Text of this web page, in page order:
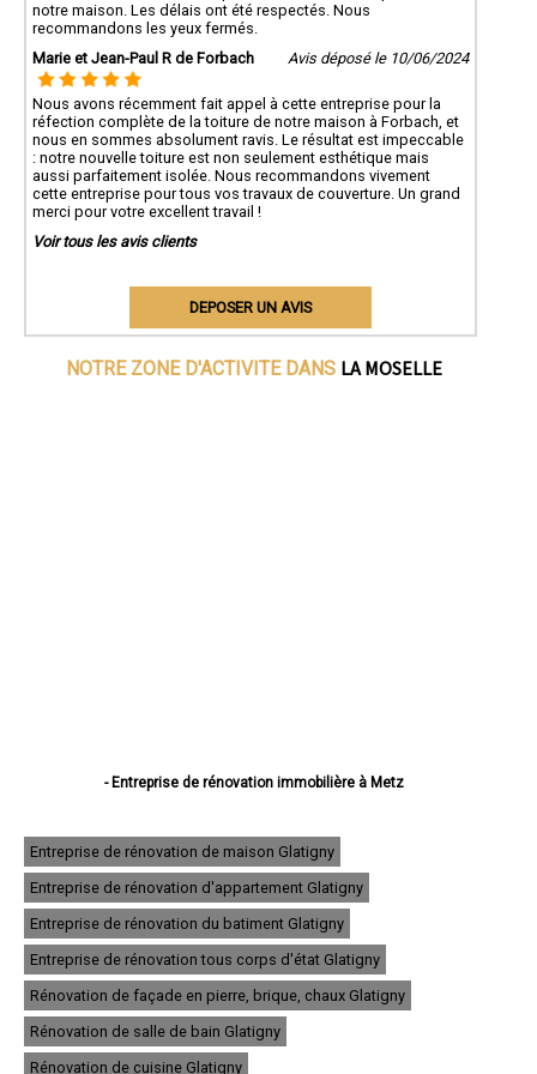
notre maison. Les délais ont été respectés. Nous
recommandons les yeux fermés.
Marie et Jean-Paul R de Forbach
Avis déposé le 10/06/2024
Nous avons récemment fait appel à cette entreprise pour la
réfection complète de la toiture de notre maison à Forbach, et
nous en sommes absolument ravis. Le résultat est impeccable
: notre nouvelle toiture est non seulement esthétique mais
aussi parfaitement isolée. Nous recommandons vivement
cette entreprise pour tous vos travaux de couverture. Un grand
merci pour votre excellent travail !
Voir tous les avis clients
DEPOSER UN AVIS
NOTRE ZONE D'ACTIVITE DANS LA MOSELLE
- Entreprise de rénovation immobilière à Metz
- Entreprise de rénovation immobilière à Sarreguemines
- Entreprise de rénovation immobilière à Forbach
- Entreprise de rénovation immobilière à Saint-Avold
- Entreprise de rénovation immobilière à Yutz
- Entreprise de rénovation immobilière à Hayange
- Entreprise de rénovation immobilière à Creutzwald
- Entreprise de rénovation immobilière à Freyming-Merlebach
- Entreprise de rénovation immobilière à Sarrebourg
- Entreprise de rénovation immobilière à Woippy
- Entreprise de rénovation immobilière à Stiring-Wendel
- Entreprise de rénovation immobilière à Fameck
Entreprise de rénovation de maison Glatigny
Entreprise de rénovation d'appartement Glatigny
Entreprise de rénovation du batiment Glatigny
Entreprise de rénovation tous corps d'état Glatigny
Rénovation de façade en pierre, brique, chaux Glatigny
Rénovation de salle de bain Glatigny
Rénovation de cuisine Glatigny